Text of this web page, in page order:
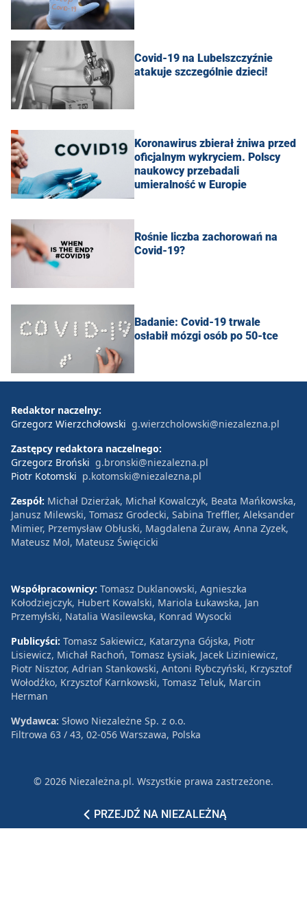
Covid-19 na Lubelszczyźnie
atakuje szczególnie dzieci!
Koronawirus zbierał żniwa przed
oficjalnym wykryciem. Polscy
naukowcy przebadali
umieralność w Europie
Rośnie liczba zachorowań na
Covid-19?
Badanie: Covid-19 trwale
osłabił mózgi osób po 50-tce
PRZEJDŹ NA NIEZALEŻNĄ
Redaktor naczelny:
Grzegorz Wierzchołowski g.wierzcholowski@niezalezna.pl
Zastępcy redaktora naczelnego:
Grzegorz Broński g.bronski@niezalezna.pl
Piotr Kotomski p.kotomski@niezalezna.pl
Zespół: Michał Dzierżak, Michał Kowalczyk, Beata Mańkowska,
Janusz Milewski, Tomasz Grodecki, Sabina Treffler, Aleksander
Mimier, Przemysław Obłuski, Magdalena Żuraw, Anna Zyzek,
Mateusz Mol, Mateusz Święcicki
Współpracownicy: Tomasz Duklanowski, Agnieszka
Kołodziejczyk, Hubert Kowalski, Mariola Łukawska, Jan
Przemyłski, Natalia Wasilewska, Konrad Wysocki
Publicyści: Tomasz Sakiewicz, Katarzyna Gójska, Piotr
Lisiewicz, Michał Rachoń, Tomasz Łysiak, Jacek Liziniewicz,
Piotr Nisztor, Adrian Stankowski, Antoni Rybczyński, Krzysztof
Wołodźko, Krzysztof Karnkowski, Tomasz Teluk, Marcin
Herman
Wydawca: Słowo Niezależne Sp. z o.o.
Filtrowa 63 / 43, 02-056 Warszawa, Polska
© 2026 Niezależna.pl. Wszystkie prawa zastrzeżone.
Reklama Polityka prywatności